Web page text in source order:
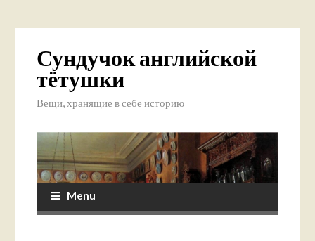
Сундучок английской
тётушки
Вещи, хранящие в себе историю
Menu